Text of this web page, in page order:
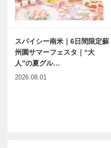
スパイシー南米｜6日間限定蘇
州園サマーフェスタ｜“大
人”の夏グル…
2026.08.01